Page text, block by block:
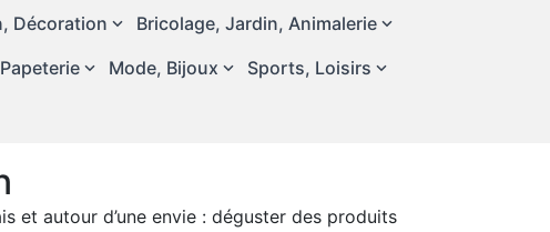
Décoration
Bricolage, Jardin, Animalerie
Mode, Bijoux
Sports, Loisirs
et autour d’une envie : déguster des produits